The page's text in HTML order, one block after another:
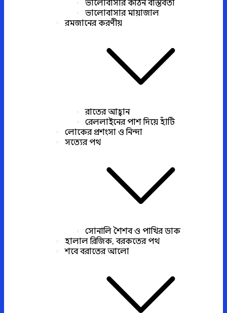
ভালোবাসার কঠিন বাস্তবতা
ভালোবাসার মায়াজাল
রমজানের করণীয়
রাতের আহ্বান
রেললাইনের পাশ দিয়ে হাঁটি
লোকের প্রশংসা ও নিন্দা
সত্যের পথ
সোনালি শৈশব ও পাখির ডাক
হালাল রিজিক, বরকতের পথ
শবে বরাতের আলো